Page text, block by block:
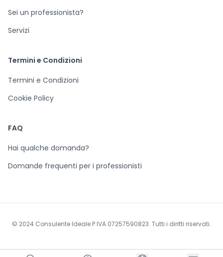
Sei un professionista?
Servizi
Termini e Condizioni
Termini e Condizioni
Cookie Policy
FAQ
Hai qualche domanda?
Domande frequenti per i professionisti
© 2024 Consulente Ideale P.IVA 07257590823. Tutti i diritti riservati.